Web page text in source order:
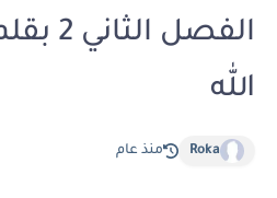
الفصل
الله
Roka منذ عام